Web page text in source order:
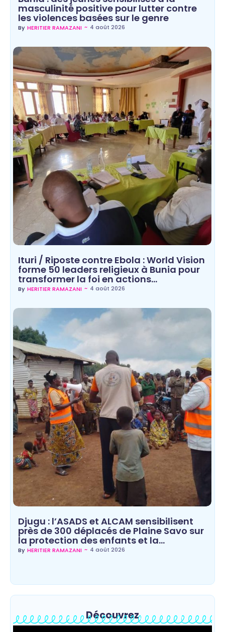
masculinité positive pour lutter contre
les violences basées sur le genre
By HERITIER RAMAZANI ~ 4 août 2026
Ituri / Riposte contre Ebola : World Vision
forme 50 leaders religieux à Bunia pour
transformer la foi en actions…
By HERITIER RAMAZANI ~ 4 août 2026
Djugu : l’ASADS et ALCAM sensibilisent
près de 300 déplacés de Plaine Savo sur
la protection des enfants et la…
By HERITIER RAMAZANI ~ 4 août 2026
Découvrez